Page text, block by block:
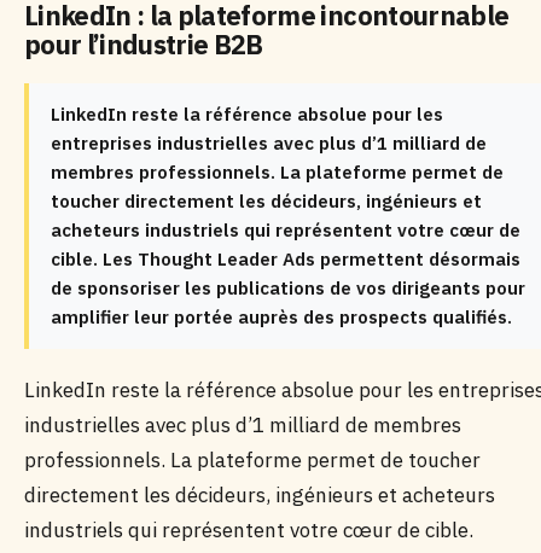
LinkedIn : la plateforme incontournable
pour l’industrie B2B
LinkedIn reste la référence absolue pour les
entreprises industrielles avec plus d’1 milliard de
membres professionnels. La plateforme permet de
toucher directement les décideurs, ingénieurs et
acheteurs industriels qui représentent votre cœur de
cible. Les Thought Leader Ads permettent désormais
de sponsoriser les publications de vos dirigeants pour
amplifier leur portée auprès des prospects qualifiés.
LinkedIn reste la référence absolue pour les
industrielles avec plus d’1 milliard de membres
professionnels. La plateforme permet de toucher
directement les décideurs, ingénieurs et acheteurs
industriels qui représentent votre cœur de cible.